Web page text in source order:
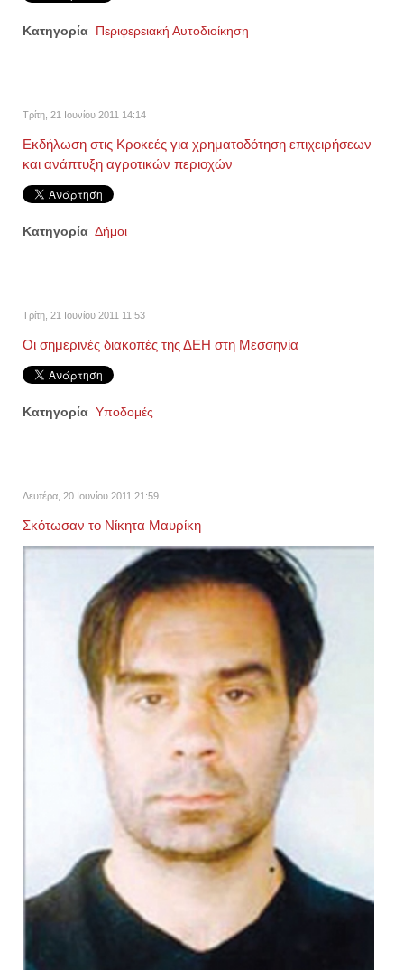
Κατηγορία Περιφερειακή Αυτοδιοίκηση
Τρίτη, 21 Ιουνίου 2011 14:14
Εκδήλωση στις Κροκεές για χρηματοδότηση επιχειρήσεων
και ανάπτυξη αγροτικών περιοχών
Κατηγορία Δήμοι
Τρίτη, 21 Ιουνίου 2011 11:53
Οι σημερινές διακοπές της ΔΕΗ στη Μεσσηνία
Κατηγορία Υποδομές
Δευτέρα, 20 Ιουνίου 2011 21:59
Σκότωσαν το Νίκητα Μαυρίκη